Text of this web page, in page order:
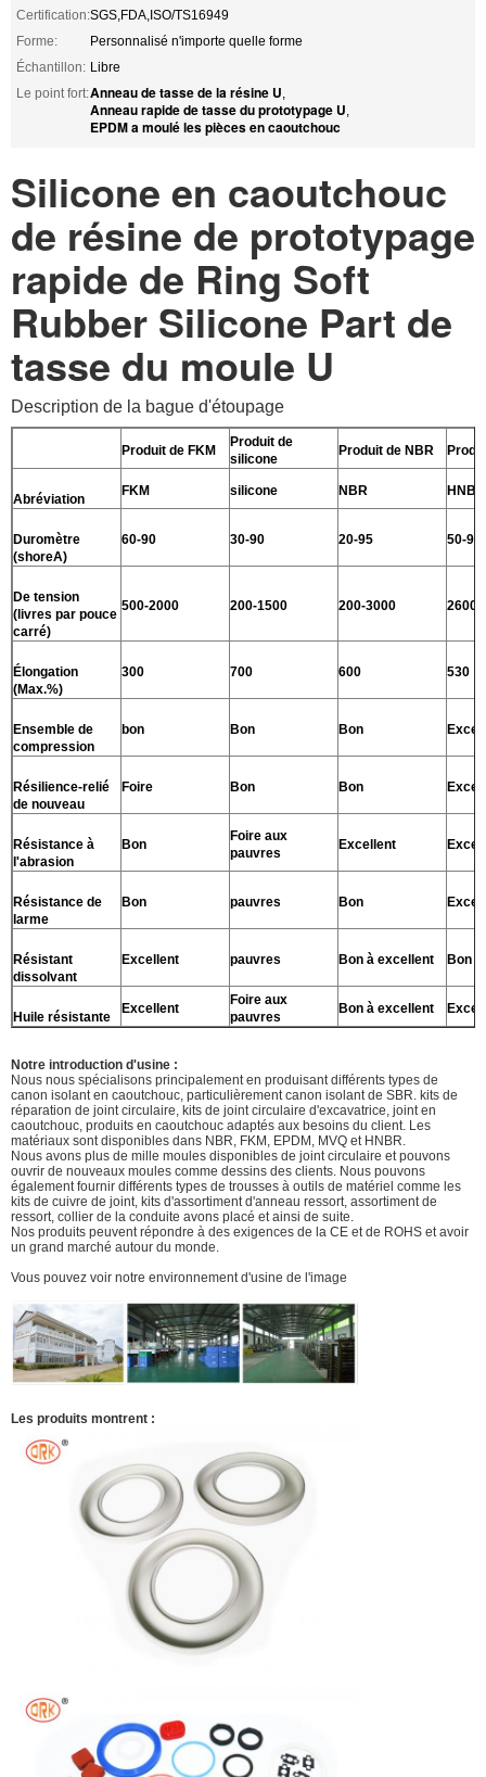
Certification:SGS,FDA,ISO/TS16949
Forme:
Personnalisé n'importe quelle forme
Échantillon: Libre
Le point fort:Anneau de tasse de la résine U,
Anneau rapide de tasse du prototypage U,
EPDM a moulé les pièces en caoutchouc
Silicone en caoutchouc
de résine de prototypage
rapide de Ring Soft
Rubber Silicone Part de
tasse du moule U
Description de la bague d'étoupage
Produit de FKM
Produit de
silicone
Produit de NBR
Abréviation
FKM silicone NBR HNBR
Duromètre
(shoreA)
60-90 30-90 20-95 50-90
De tension
(livres par pouce
carré)
500-2000 200-1500 200-3000 2600
Élongation
(Max.%)
300 700 600 530
Ensemble de
compression
bon Bon Bon
Résilience-relié
de nouveau
Foire Bon Bon
Résistance à
l'abrasion
Bon
Foire aux
pauvres
Excellent
Résistance de
larme
Bon pauvres Bon
Résistant
dissolvant
Excellent pauvres Bon à excellent Bon
Huile résistante
Excellent
Foire aux
pauvres
Bon à excellent
Notre introduction d'usine :
Nous nous spécialisons principalement en produisant différents types de
canon isolant en caoutchouc, particulièrement canon isolant de SBR. kits de
réparation de joint circulaire, kits de joint circulaire d'excavatrice, joint en
caoutchouc, produits en caoutchouc adaptés aux besoins du client. Les
matériaux sont disponibles dans NBR, FKM, EPDM, MVQ et HNBR.
Nous avons plus de mille moules disponibles de joint circulaire et pouvons
ouvrir de nouveaux moules comme dessins des clients. Nous pouvons
également fournir différents types de trousses à outils de matériel comme les
kits de cuivre de joint, kits d'assortiment d'anneau ressort, assortiment de
ressort, collier de la conduite avons placé et ainsi de suite.
Nos produits peuvent répondre à des exigences de la CE et de ROHS et avoir
un grand marché autour du monde.
Vous pouvez voir notre environnement d'usine de l'image
Les produits montrent :